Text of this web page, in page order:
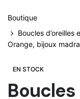
Boutique
Boucles d’oreilles
Orange, bijoux
EN STOCK
Boucles